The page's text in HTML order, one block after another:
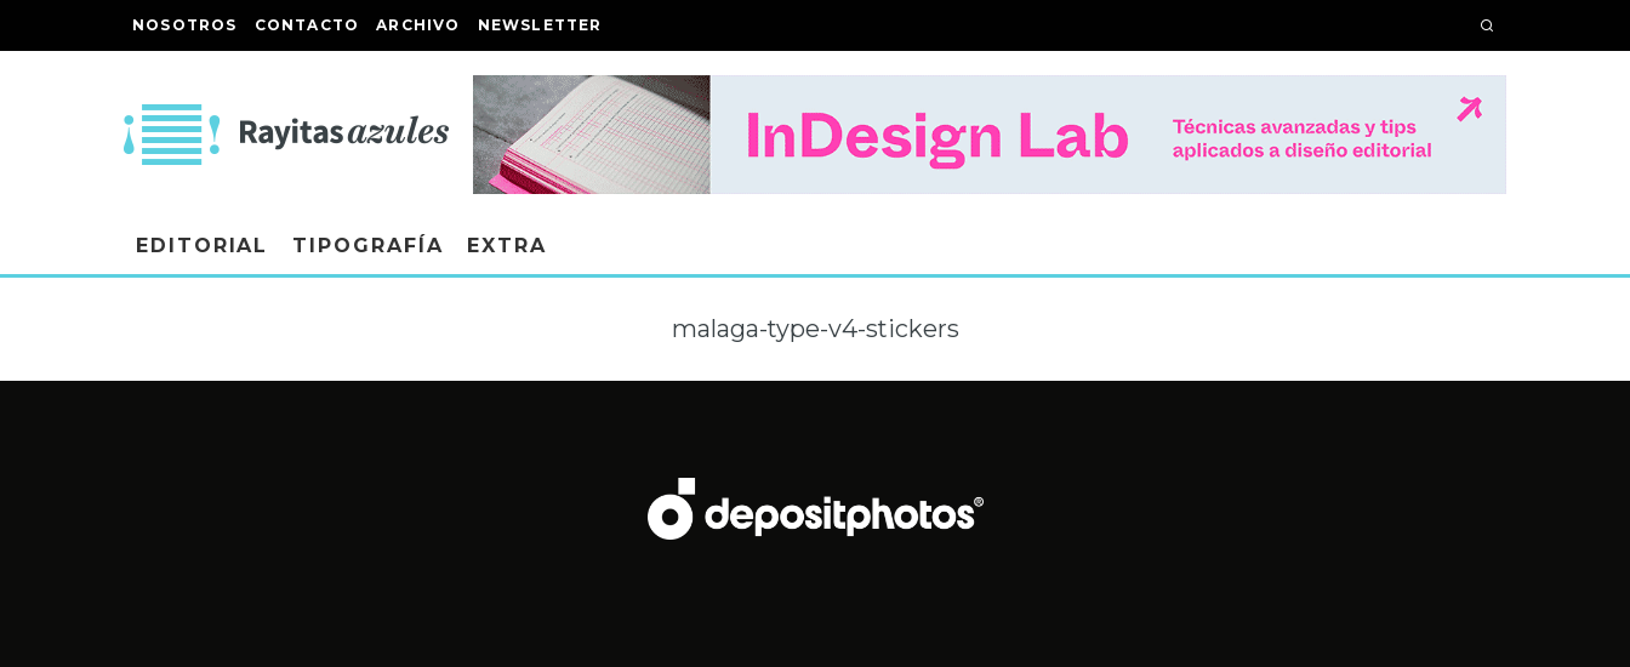
NOSOTROS CONTACTO ARCHIVO NEWSLETTER
EDITORIAL TIPOGRAFÍA EXTRA
malaga-type-v4-stickers